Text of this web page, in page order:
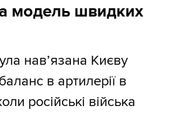
модель швидких
нав’язана Києву
в артилерії в
російські війська